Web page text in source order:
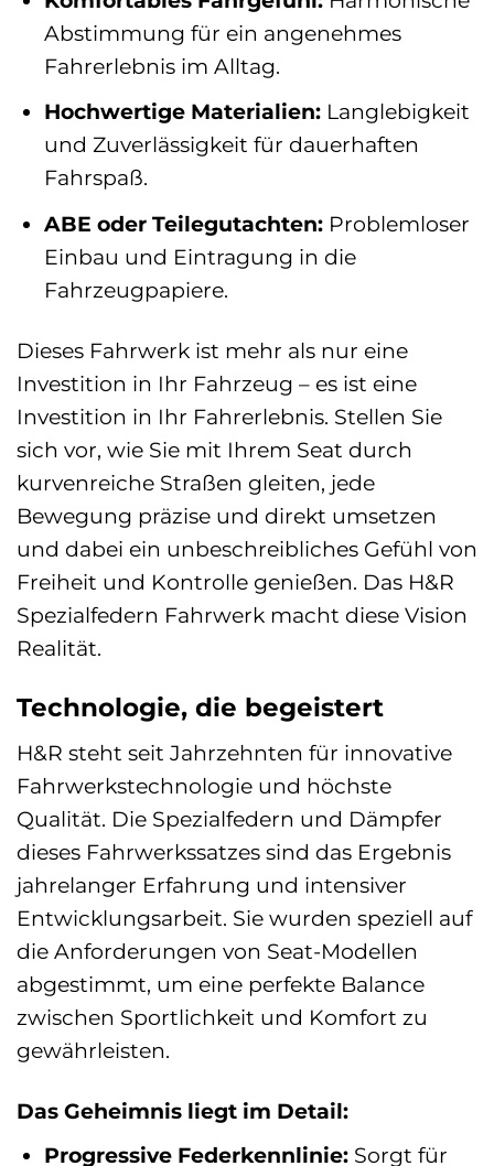
Abstimmung für ein angenehmes
Fahrerlebnis im Alltag.
Hochwertige Materialien:Langlebigkeit
und Zuverlässigkeit für dauerhaften
Fahrspaß.
ABE oder Teilegutachten:Problemloser
Einbau und Eintragung in die
Fahrzeugpapiere.
Dieses Fahrwerk ist mehr als nur eine
Investition in Ihr Fahrzeug – es ist eine
Investition in Ihr Fahrerlebnis. Stellen Sie
sich vor, wie Sie mit Ihrem Seat durch
kurvenreiche Straßen gleiten, jede
Bewegung präzise und direkt umsetzen
und dabei ein unbeschreibliches Gefühl von
Freiheit und Kontrolle genießen. Das H&R
Spezialfedern Fahrwerk macht diese Vision
Realität.
Technologie, die begeistert
H&R steht seit Jahrzehnten für innovative
Fahrwerkstechnologie und höchste
Qualität. Die Spezialfedern und Dämpfer
dieses Fahrwerkssatzes sind das Ergebnis
jahrelanger Erfahrung und intensiver
Entwicklungsarbeit. Sie wurden speziell auf
die Anforderungen von Seat-Modellen
abgestimmt, um eine perfekte Balance
zwischen Sportlichkeit und Komfort zu
gewährleisten.
Das Geheimnis liegt im Detail:
Progressive Federkennlinie:Sorgt für